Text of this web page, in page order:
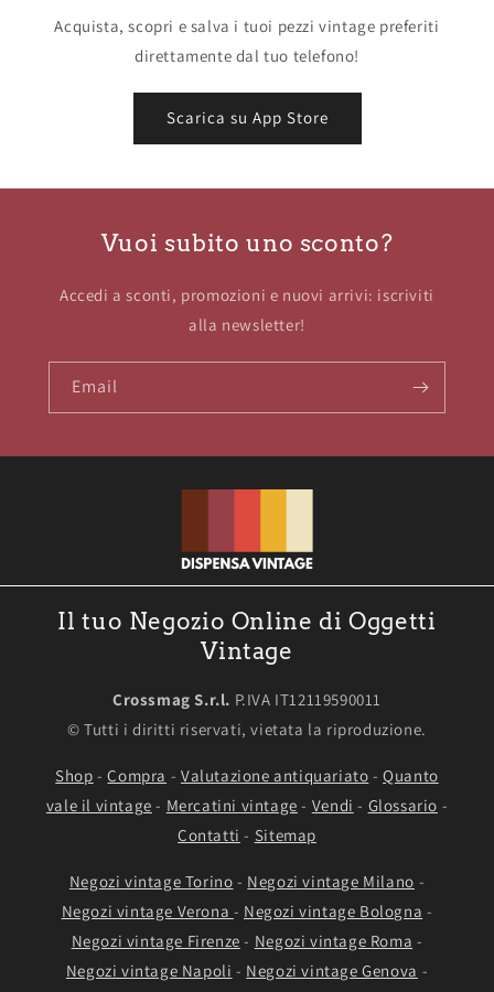
Acquista, scopri e salva i tuoi pezzi vintage preferiti
direttamente dal tuo telefono!
Scarica su App Store
Vuoi subito uno sconto?
Accedi a sconti, promozioni e nuovi arrivi: iscriviti
alla newsletter!
Email
Il tuo Negozio Online di Oggetti
Vintage
Crossmag S.r.l. P.IVA IT12119590011
© Tutti i diritti riservati, vietata la riproduzione.
Shop -Compra - Valutazione antiquariato -Quanto
vale il vintage - Mercatini vintage - Vendi - Glossario -
Contatti - Sitemap
Negozi vintage Torino - Negozi vintage Milano -
Negozi vintage Verona - Negozi vintage Bologna -
Negozi vintage Firenze - Negozi vintage Roma -
Negozi vintage Napoli - Negozi vintage Genova -